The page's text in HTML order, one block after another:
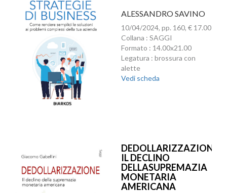
ALESSANDRO SAVINO
10/04/2024, pp. 160, € 17.00
Collana : SAGGI
Formato : 14.00x21.00
Legatura : brossura con
alette
Vedi scheda
DEDOLLARIZZAZIONE.
IL DECLINO
DELLASUPREMAZIA
MONETARIA
AMERICANA